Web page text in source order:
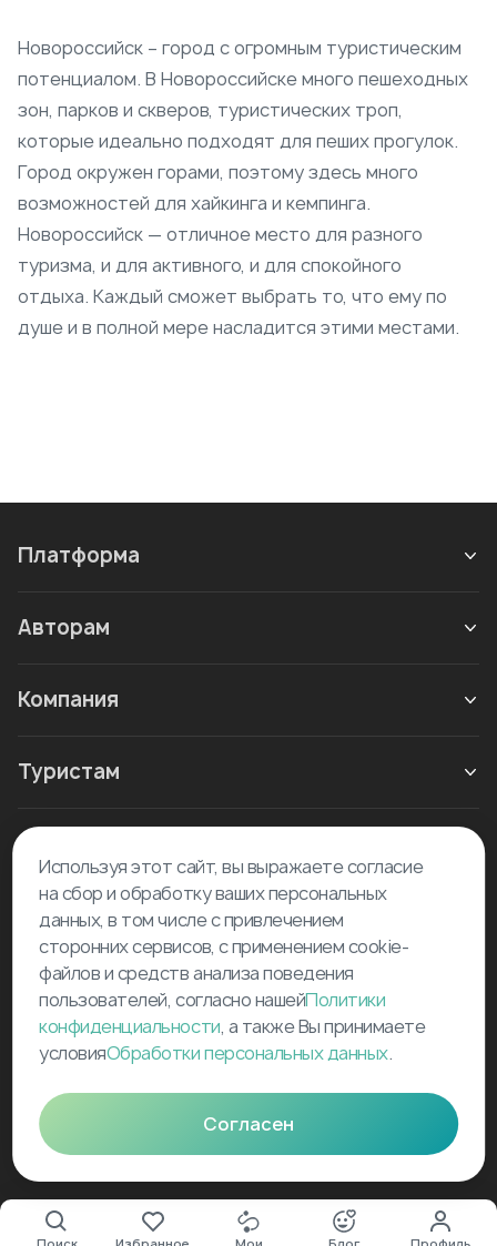
Новороссийск – город с огромным туристическим
потенциалом. В Новороссийске много пешеходных
зон, парков и скверов, туристических троп,
которые идеально подходят для пеших прогулок.
Город окружен горами, поэтому здесь много
возможностей для хайкинга и кемпинга.
Новороссийск — отличное место для разного
туризма, и для активного, и для спокойного
отдыха. Каждый сможет выбрать то, что ему по
душе и в полной мере насладится этими местами.
Платформа
Авторам
Компания
Туристам
Новое в блоге
©2026Tourselfer
support@tourselfer.com
Карта сайта
Используя этот сайт, вы выражаете согласие
на сбор и обработку ваших персональных
данных, в том числе с привлечением
сторонних сервисов, с применением cookie-
файлов и средств анализа поведения
пользователей, согласно нашейПолитики
конфиденциальности, а также Вы принимаете
условияОбработки персональных данных.
Согласен